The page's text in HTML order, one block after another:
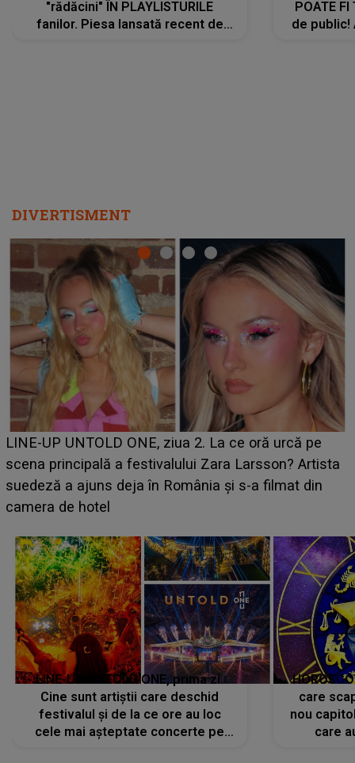
"rădăcini" ÎN PLAYLISTURILE
fanilor. Piesa lansată recent de
POATE FI
de public!
DIVERTISMENT
pe
Artista
din
Ce a dezvăluit noua concurentă din "Casa
luat prin surprindere pe Emanuel. CINE ESTE
BĂIATUL VIZAT de Alexandra?! Aflându-se
faptului împlinit, A RECUNOSCUT IMEDIAT:
LINE-UP UNTOLD ONE, prima zi.
Cine sunt artiștii care deschid
festivalul și de la ce ore au loc
cele mai așteptate concerte pe
care
nou
care